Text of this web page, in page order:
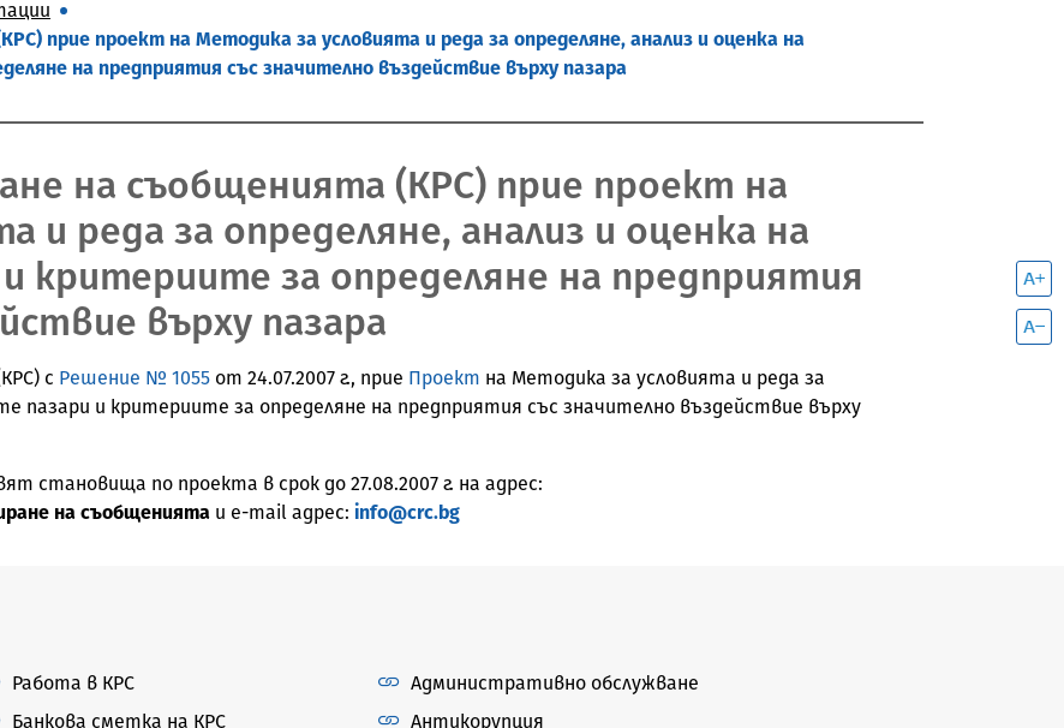
прие проект на Методика за условията и редa за определяне, анализ и оценка на
на предприятия със значително въздействие върху пазара
на съобщенията (КРС) прие проект на
и редa за определяне, анализ и оценка на
критериите за определяне на предприятия
върху пазара
с Решение № 1055 от 24.07.2007 г., прие Проект на Методика за условията и редa за
пазари и критериите за определяне на предприятия със значително въздействие върху
становища по проекта в срок до 27.08.2007 г. на адрес:
на съобщенията и e-mail адрес: info@crc.bg
Работа в КРС
Банкова сметка на КРС
Административно обслужване
Антикорупция